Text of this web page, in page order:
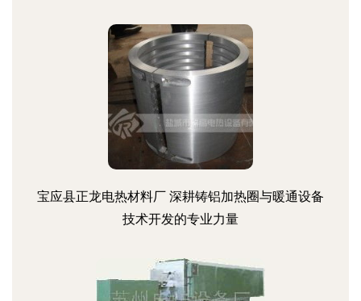
宝应县正龙电热材料厂 深耕铸铝加热圈与暖通设备
技术开发的专业力量